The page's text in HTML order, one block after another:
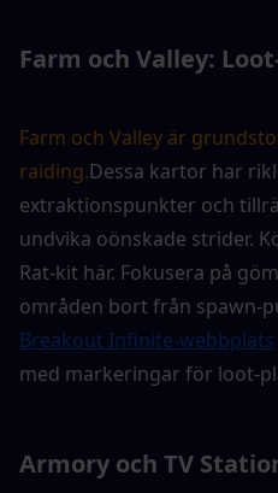
Farm och Valley:
Farm och Valley är
raiding.Dessa kartor har
extraktionspunkter och
undvika oönskade strider.
Rat-kit här. Fokusera på
områden bort från spawn-
Breakout Infinite-webbplats
med markeringar för loot-
Armory och TV